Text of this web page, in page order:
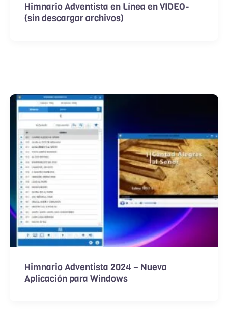
Himnario Adventista en Línea en VIDEO-
(sin descargar archivos)
Himnario Adventista 2024 – Nueva
Aplicación para Windows